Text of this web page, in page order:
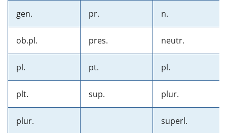
gen. pr. n.
ob.pl. pres. neutr.
pl. pt. pl.
plt. sup. plur.
plur. superl.